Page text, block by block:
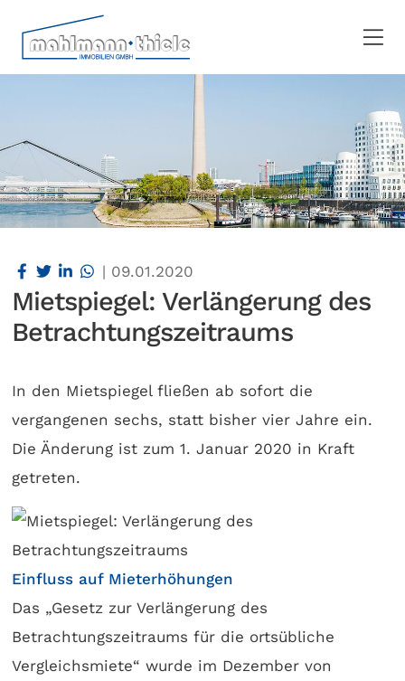
| 09.01.2020
Mietspiegel: Verlängerung des
Betrachtungszeitraums
In den Mietspiegel fließen ab sofort die
vergangenen sechs, statt bisher vier Jahre ein.
Die Änderung ist zum 1. Januar 2020 in Kraft
getreten.
Einfluss auf Mieterhöhungen
Das „Gesetz zur Verlängerung des
Betrachtungszeitraums für die ortsübliche
Vergleichsmiete“ wurde im Dezember von